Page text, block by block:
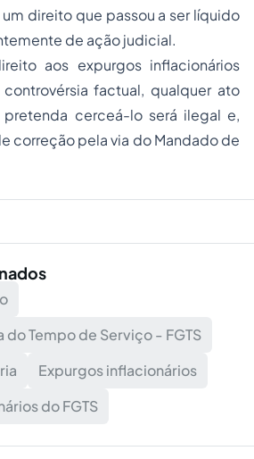
direito que passou a serlíquido
de ação judicial.
aos expurgos inflacionários
factual, qualquer ato
pretenda cerceá-lo será ilegal e,
correção pela via do Mandado de
do Tempo de Serviço - FGTS
Expurgos inflacionários
do FGTS